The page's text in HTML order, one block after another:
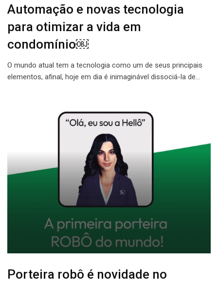
Automação e novas tecnologia
para otimizar a vida em
condomínio￼
O mundo atual tem a tecnologia como um de seus principais
elementos, afinal, hoje em dia é inimaginável dissociá-la de…
Porteira robô é novidade no